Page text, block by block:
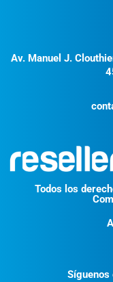
Av. Manuel J.
Todos los